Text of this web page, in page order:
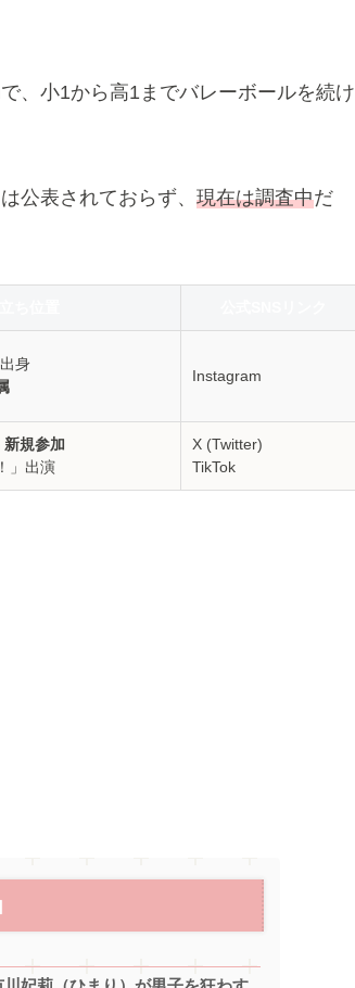
、小1から高1までバレーボールを続け
公表されておらず、 現在は調査中だ
身
Instagram
新規参加
」出演
X (Twitter)
TikTok